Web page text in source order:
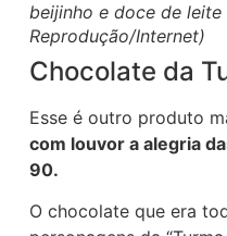
beijinho e doce de leite
Reprodução/Internet)
Chocolate da
Esse é outro produto
com louvor a alegria
90.
O chocolate que era